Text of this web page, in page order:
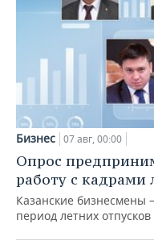
Бизнес 07 авг, 00:00
Опрос
работу с кадрами
Казанские бизнесмены
период летних